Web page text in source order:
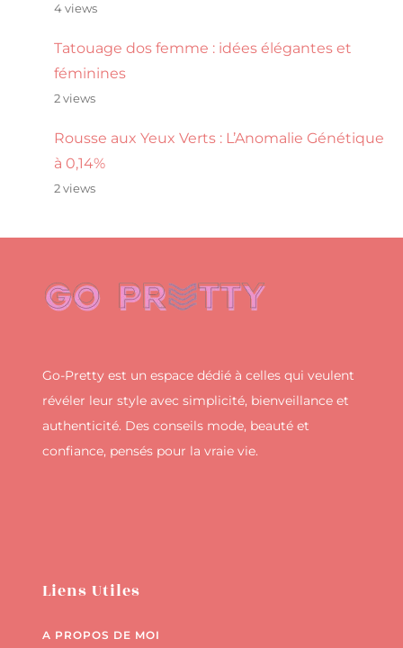
4 views
Tatouage dos femme : idées élégantes et
féminines
2 views
Rousse aux Yeux Verts : L’Anomalie Génétique
à 0,14%
2 views
Go-Pretty est un espace dédié à celles qui veulent
révéler leur style avec simplicité, bienveillance et
authenticité. Des conseils mode, beauté et
confiance, pensés pour la vraie vie.
Liens Utiles
A PROPOS DE MOI